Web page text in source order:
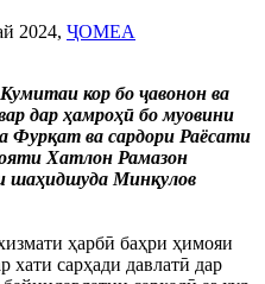
2024, ҶОМЕА
кор бо ҷавонон ва
дар ҳамроҳӣ бо муовини
Фурқат ва сардори Раёсати
Хатлон Рамазон
шаҳидшуда Минқулов
ҳарбӣ баҳри ҳимояи
хати сарҳади давлатӣ дар